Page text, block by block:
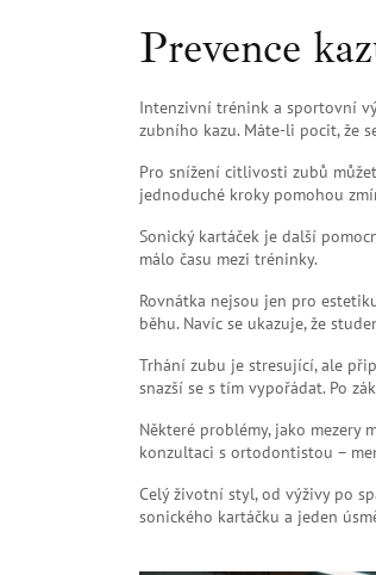
Prevence
Intenzivní trénink a sportovní
zubního kazu. Máte-li pocit, že
Pro snížení citlivosti zubů
jednoduché kroky pomohou
Sonický kartáček je další
málo času mezi tréninky.
Rovnátka nejsou jen pro
běhu. Navíc se ukazuje, že
Trhání zubu je stresující, ale
snazší se s tím vypořádat. Po
Některé problémy, jako mezery
konzultaci s ortodontistou –
Celý životní styl, od výživy po
sonického kartáčku a jeden